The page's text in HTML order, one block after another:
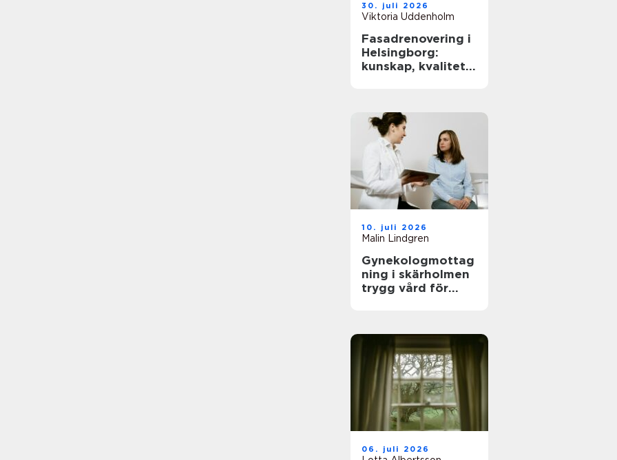
30. juli 2026
Viktoria Uddenholm
Fasadrenovering i
Helsingborg:
kunskap, kvalitet
10. juli 2026
Malin Lindgren
Gynekologmottag
ning i skärholmen
trygg vård för
06. juli 2026